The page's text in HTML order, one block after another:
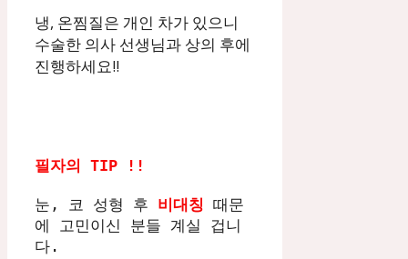
냉, 온찜질은 개인 차가 있으니
수술한 의사 선생님과 상의 후에
진행하세요!!
필자의 TIP !!
눈, 코 성형 후 비대칭 때문
에 고민이신 분들 계실 겁니
다.